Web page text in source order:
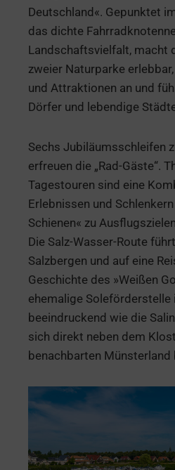
Deutschland«. Gepunktet
das dichte
Landschaftsvielfalt, macht
zweier Naturparke
und Attraktionen an und
Dörfer und lebendige
Sechs Jubiläumsschleifen
erfreuen die „Rad-Gäste“.
Tagestouren sind eine
Erlebnissen und
Schienen« zu
Die Salz-Wasser-Route
Salzbergen und auf eine
Geschichte des »Weißen
ehemalige Soleförderstelle
beeindruckend wie die
sich direkt neben dem
benachbarten Münsterland